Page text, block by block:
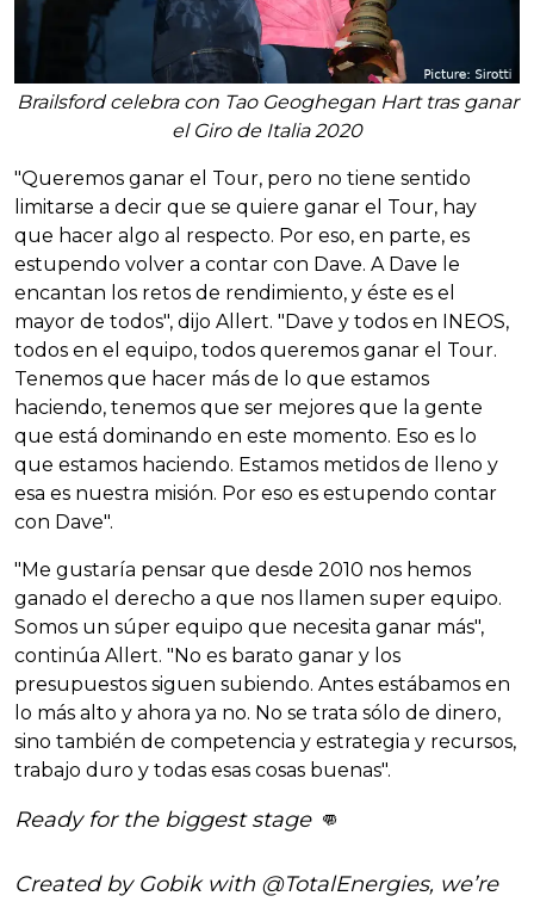
Brailsford celebra con Tao Geoghegan Hart tras ganar
el Giro de Italia 2020
"Queremos ganar el Tour, pero no tiene sentido
limitarse a decir que se quiere ganar el Tour, hay
que hacer algo al respecto. Por eso, en parte, es
estupendo volver a contar con Dave. A Dave le
encantan los retos de rendimiento, y éste es el
mayor de todos", dijo Allert. "Dave y todos en INEOS,
todos en el equipo, todos queremos ganar el Tour.
Tenemos que hacer más de lo que estamos
haciendo, tenemos que ser mejores que la gente
que está dominando en este momento. Eso es lo
que estamos haciendo. Estamos metidos de lleno y
esa es nuestra misión. Por eso es estupendo contar
con Dave".
"Me gustaría pensar que desde 2010 nos hemos
ganado el derecho a que nos llamen super equipo.
Somos un súper equipo que necesita ganar más",
continúa Allert. "No es barato ganar y los
presupuestos siguen subiendo. Antes estábamos en
lo más alto y ahora ya no. No se trata sólo de dinero,
sino también de competencia y estrategia y recursos,
trabajo duro y todas esas cosas buenas".
Ready for the biggest stage 👊
Created by Gobik with @TotalEnergies, we’re